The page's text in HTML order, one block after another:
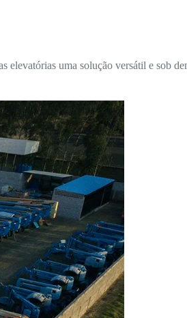
uma solução versátil e sob